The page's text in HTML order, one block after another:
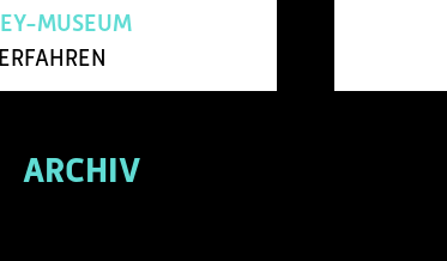
MUSEUM
ARCHIV